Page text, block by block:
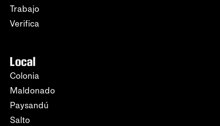
Trabajo
Verifica
Local
Colonia
Maldonado
Paysandú
Salto